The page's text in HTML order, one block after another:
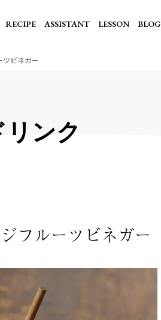
RECIPE ASSISTANT LESSON BLOG
ツビネガー
リンク
フルーツビネガー